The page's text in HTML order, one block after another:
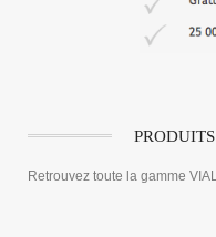
Retrouvez toute la gamme